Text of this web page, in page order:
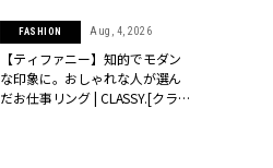
FASHION Aug, 4, 2026
【ティファニー】知的でモダン
な印象に。おしゃれな人が選ん
だお仕事リング | CLASSY.[クラッ